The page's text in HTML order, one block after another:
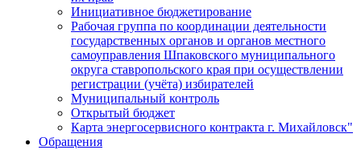
Инициативное бюджетирование
Рабочая группа по координации деятельности
государственных органов и органов местного
самоуправления Шпаковского муниципального
округа ставропольского края при осуществлении
регистрации (учёта) избирателей
Муниципальный контроль
Открытый бюджет
Карта энергосервисного контракта г. Михайловск"
Обращения